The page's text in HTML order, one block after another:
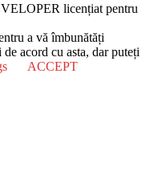
licențiat pentru
a vă îmbunătăți
acord cu asta, dar puteți
ACCEPT